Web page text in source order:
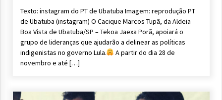
Texto: instagram do PT de Ubatuba Imagem: reprodução PT
de Ubatuba (instagram) O Cacique Marcos Tupã, da Aldeia
Boa Vista de Ubatuba/SP – Tekoa Jaexa Porã, apoiará o
grupo de lideranças que ajudarão a delinear as políticas
indigenistas no governo Lula.
A partir do dia 28 de
novembro e até […]